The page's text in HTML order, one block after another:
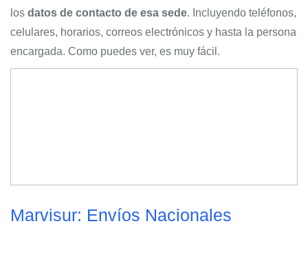
los datos de contacto de esa sede. Incluyendo teléfonos,
celulares, horarios, correos electrónicos y hasta la persona
encargada. Como puedes ver, es muy fácil.
Marvisur: Envíos Nacionales